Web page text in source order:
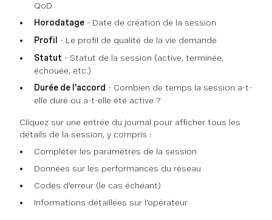
QoD
Horodatage - Date de création de la session
Profil
- Le profil de qualité de la vie demandé
Statut - Statut de la session (active, terminée,
échouée, etc.)
Durée de l'accord - Combien de temps la session a-t-
elle duré ou a-t-elle été active ?
Cliquez sur une entrée du journal pour afficher tous les
détails de la session, y compris :
Compléter les paramètres de la session
Données sur les performances du réseau
Codes d'erreur (le cas échéant)
Informations détaillées sur l'opérateur